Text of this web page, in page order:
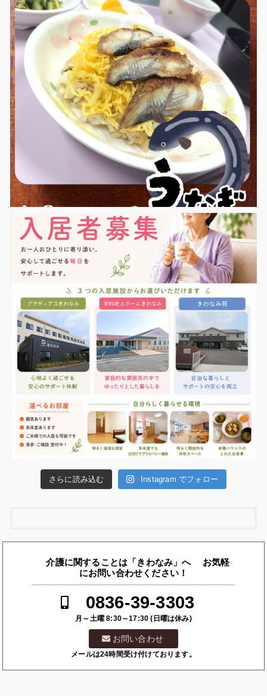
さらに読み込む Instagram でフォロー
介護に関することは「きわなみ」へ お気軽
にお問い合わせください！
0836-39-3303
月～土曜 8:30～17:30 (日曜は休み)
お問い合わせ
メールは24時間受け付けております。